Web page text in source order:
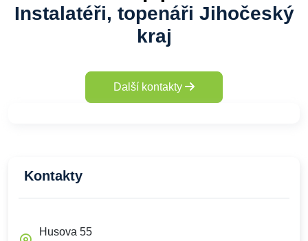
Instalatéři, topenáři Jihočeský
kraj
Další kontakty
Kontakty
Husova 55